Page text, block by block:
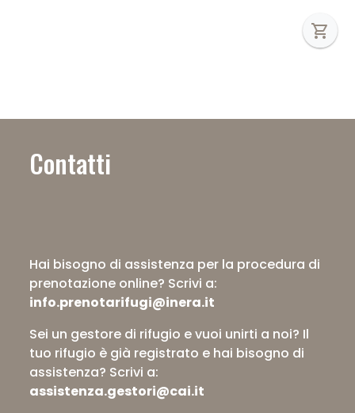
shopping_cart
Contatti
Hai bisogno di assistenza per la procedura di
prenotazione online? Scrivi a:
info.prenotarifugi@inera.it
Sei un gestore di rifugio e vuoi unirti a noi? Il
tuo rifugio è già registrato e hai bisogno di
assistenza? Scrivi a:
assistenza.gestori@cai.it